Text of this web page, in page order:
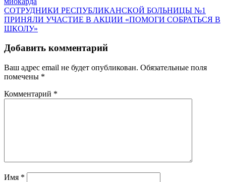
СОТРУДНИКИ РЕСПУБЛИКАНСКОЙ БОЛЬНИЦЫ №1
ПРИНЯЛИ УЧАСТИЕ В АКЦИИ «ПОМОГИ СОБРАТЬСЯ В
ШКОЛУ»
Добавить комментарий
Ваш адрес email не будет опубликован. Обязательные поля
помечены *
Комментарий *
Имя *